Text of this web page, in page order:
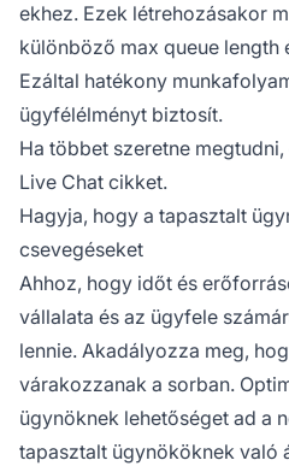
ekhez. Ezek létrehozásakor
különböző max queue length
Ezáltal hatékony
ügyfélélményt biztosít.
Ha többet szeretne
Live Chat cikket.
Hagyja, hogy a tapasztalt
csevegéseket
Ahhoz, hogy időt és
vállalata és az ügyfele
lennie. Akadályozza meg,
várakozzanak a sorban.
ügynöknek lehetőséget ad a
tapasztalt ügynököknek való